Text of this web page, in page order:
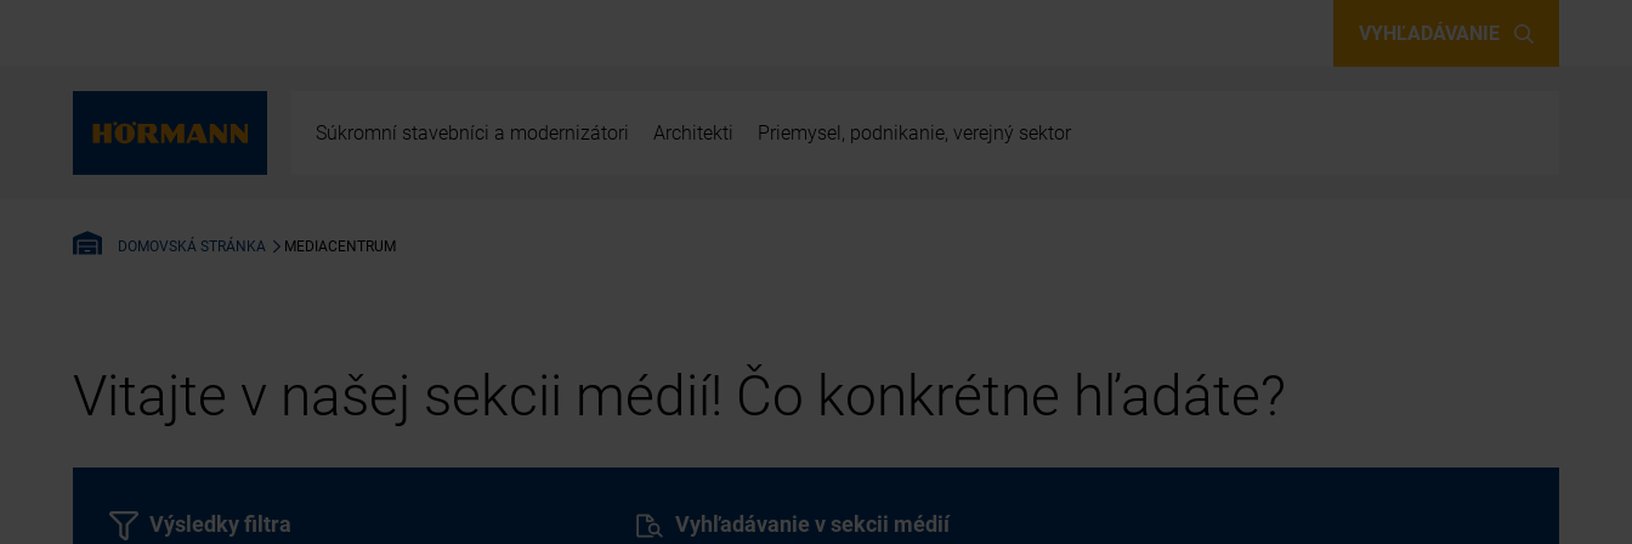
VYHĽADÁVANIE
Súkromní stavebníci a modernizátori Architekti Priemysel, podnikanie, verejný sektor
DOMOVSKÁ STRÁNKA MEDIACENTRUM
Vitajte v našej sekcii médií! Čo konkrétne hľadáte?
Vyhľadávanie v sekcii médií
Výsledky filtra